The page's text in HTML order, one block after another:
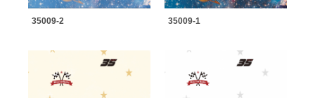
35009-2 35009-1